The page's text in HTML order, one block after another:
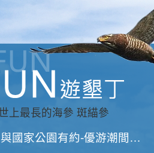
與國家公園有約-優游潮間探險者